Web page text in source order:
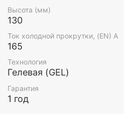
Высота (мм)
130
Ток холодной прокрутки, (EN) А
165
Технология
Гелевая (GEL)
Гарантия
1 год